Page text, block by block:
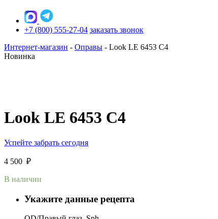
+7 (800) 555-27-04 заказать звонок
Интернет-магазин - Оправы - Look LE 6453 C4
Новинка
Look LE 6453 C4
Успейте забрать сегодня
4 500 ₽
В наличии
Укажите данные рецепта